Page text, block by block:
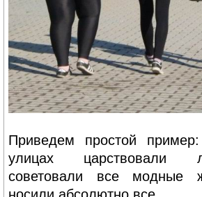
Приведем простой
улицах царствовали
советовали все модные
носили абсолютно все.